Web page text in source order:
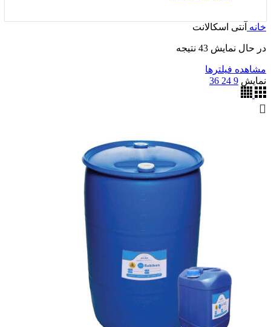
خانه آنتی اسکالانت
در حال نمایش 43 نتیجه
مشاهده فیلترها
نمایش 9
24
36